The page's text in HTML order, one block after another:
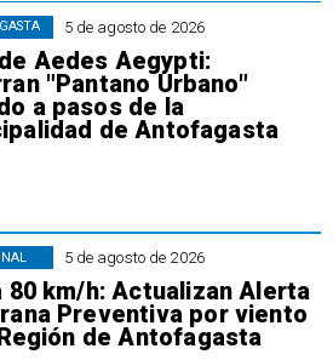
5 de agosto de 2026
Aedes Aegypti:
"Pantano Urbano"
a pasos de la
de Antofagasta
5 de agosto de 2026
80 km/h: Actualizan Alerta
Preventiva por viento
de Antofagasta